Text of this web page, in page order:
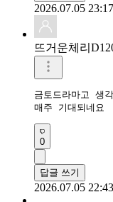
2026.07.05 23:17
뜨거운체리
금토드라마고 생
매주 기대되네요
0
답글 쓰기
2026.07.05 22:43